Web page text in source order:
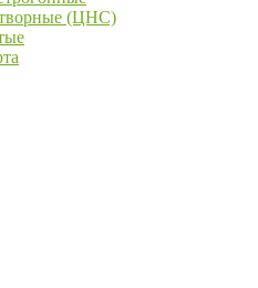
(ЦНС)